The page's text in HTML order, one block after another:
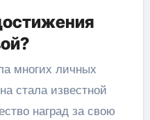
многих личных
стала известной
наград за свою